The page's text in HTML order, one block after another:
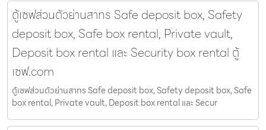
ตู้เซฟส่วนตัวย่านสาทร Safe deposit box, Safety
deposit box, Safe box rental, Private vault,
Deposit box rental และ Security box rental ตู้
เซฟ.com
ตู้เซฟส่วนตัวย่านสาทร Safe deposit box, Safety deposit box, Safe
box rental, Private vault, Deposit box rental และ Secur